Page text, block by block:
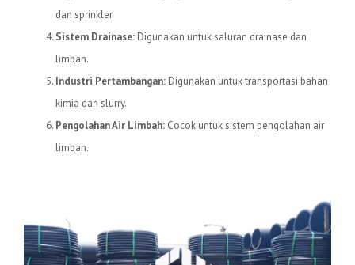
dan sprinkler.
Sistem Drainase: Digunakan untuk saluran drainase dan
limbah.
Industri Pertambangan: Digunakan untuk transportasi bahan
kimia dan slurry.
Pengolahan Air Limbah: Cocok untuk sistem pengolahan air
limbah.